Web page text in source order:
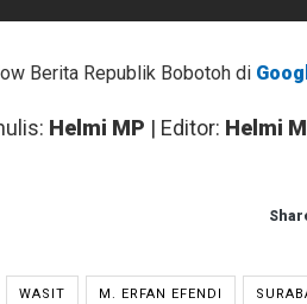
Berita Republik Bobotoh di
Helmi MP | Editor: Helmi
WASIT M. ERFAN EFENDI